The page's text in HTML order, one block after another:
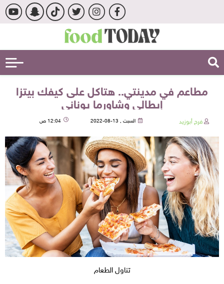
مطاعم في مدينتي.. هتاكل على كيفك بيتزا
إيطالي وشاورما يوناني
فرح أبوزيد السبت , 13-08-2022 12:04 ص
تناول الطعام